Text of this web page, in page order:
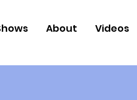
About Videos